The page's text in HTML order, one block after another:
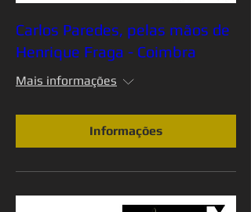
Carlos Paredes, pelas mãos de
Henrique Fraga - Coimbra
Mais informações
Informações